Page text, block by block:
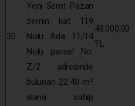
30
Yeni Semt Pazarı
zemin kat 119
Nolu Ada 11/14
Nolu parsel No:
Z/2 adresinde
bulunan 22.40 m²
alana sahip
48.000,00
TL